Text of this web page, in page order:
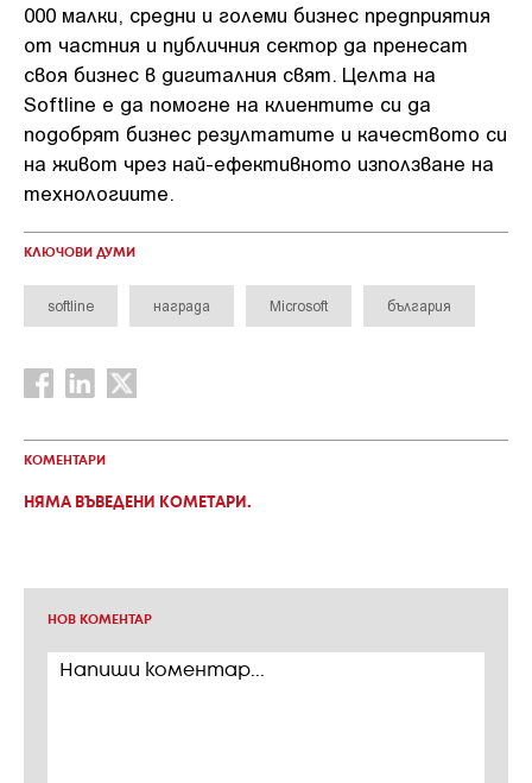
000 малки, средни и големи бизнес предприятия
от частния и публичния сектор да пренесат
своя бизнес в дигиталния свят. Целта на
Softline е да помогне на клиентите си да
подобрят бизнес резултатите и качеството си
на живот чрез най-ефективното използване на
технологиите.
КЛЮЧОВИ ДУМИ
softline награда Microsoft българия
КОМЕНТАРИ
НЯМА ВЪВЕДЕНИ КОМЕТАРИ.
НОВ КОМЕНТАР